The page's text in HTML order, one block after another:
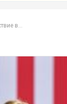
в...